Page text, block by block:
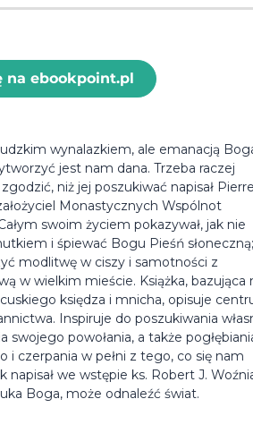
na ebookpoint.pl
wynalazkiem, ale emanacją
jest nam dana. Trzeba raczej
niż jej poszukiwać napisał
Monastycznych Wspólnot
swoim życiem pokazywał, jak nie
i śpiewać Bogu Pieśń
modlitwę w ciszy i samotności z
w wielkim mieście. Książka, bazująca
księdza i mnicha, opisuje
Inspiruje do poszukiwania
swojego powołania, a także
i czerpania w pełni z tego, co się nam
napisał we wstępie ks. Robert J.
Boga, może odnaleźć świat.